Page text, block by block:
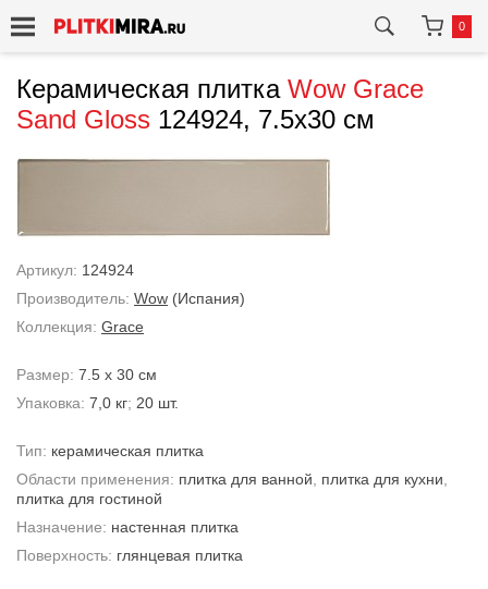
0
Керамическая плитка Wow Grace
Sand Gloss 124924, 7.5x30 см
Артикул: 124924
Производитель: Wow (Испания)
Коллекция: Grace
Размер: 7.5 x 30 см
Упаковка: 7,0 кг; 20 шт.
Тип: керамическая плитка
Области применения: плитка для ванной плитка для кухни
плитка для гостиной
Назначение: настенная плитка
Поверхность: глянцевая плитка